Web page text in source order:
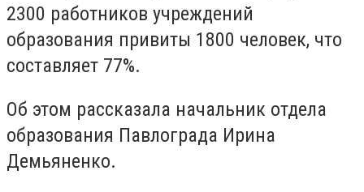
2300 работников учреждений
образования привиты 1800 человек, что
составляет 77%.
Об этом рассказала начальник отдела
образования Павлограда Ирина
Демьяненко.